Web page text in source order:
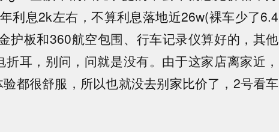
利息2k左右，不算利息落地近26w(裸车少了6.4
护板和360航空包围、行车记录仪算好的，其他
耳，别问，问就是没有。由于这家店离家近，
都很舒服，所以也就没去别家比价了，2号看车